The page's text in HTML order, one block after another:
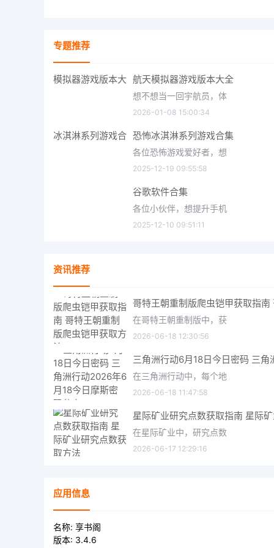
专题推荐
航天模拟器游戏版本大全
想不想当一回宇航员，体
2026-01-08 15:00:34
恐怖冰淇淋系列游戏合集
各位恐怖游戏爱好者，想
2025-12-19 09:55:58
谷歌软件合集
各位小伙伴，想提升手机
2025-12-10 09:51:11
资讯推荐
在哥特王朝重制版中，获
2026-06-18 12:30:56
在三角洲行动中，每个地
2026-06-18 11:47:58
在星际矿业中，研究点数
2026-06-17 12:29:16
应用信息
名称: 享书阁
版本: 3.4.6